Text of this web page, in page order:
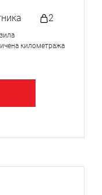
2
километража